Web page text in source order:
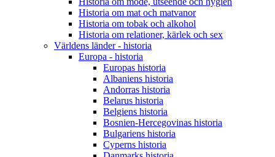
Historia om mat och matvanor
Historia om tobak och alkohol
Historia om relationer, kärlek och sex
Världens länder - historia
Europa - historia
Europas historia
Albaniens historia
Andorras historia
Belarus historia
Belgiens historia
Bosnien-Hercegovinas historia
Bulgariens historia
Cyperns historia